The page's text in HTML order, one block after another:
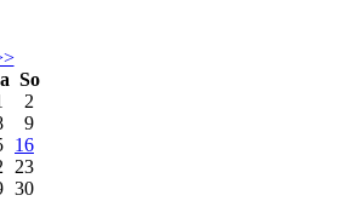
So
2
9
16
23
30